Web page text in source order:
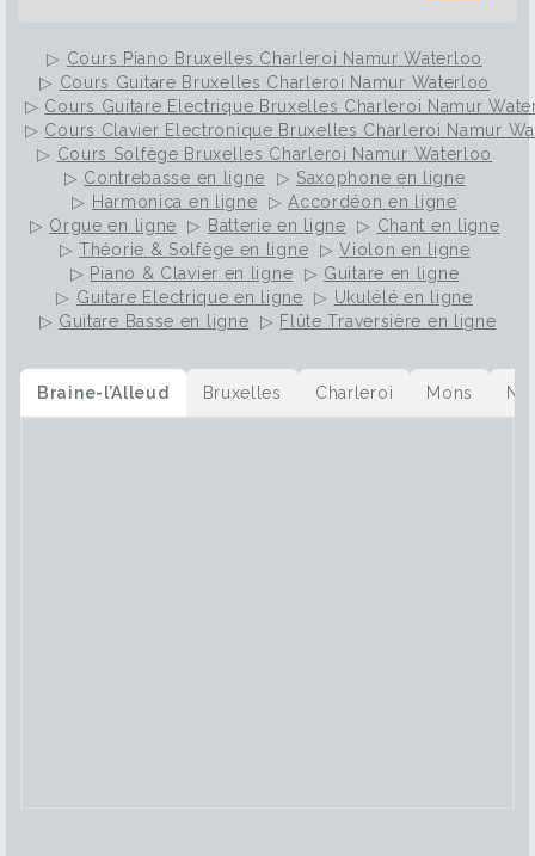
▷ Cours Piano Bruxelles Charleroi Namur Waterloo
▷ Cours Guitare Bruxelles Charleroi Namur Waterloo
▷ Cours Guitare Electrique Bruxelles Charleroi Namur
▷ Cours Clavier Electronique Bruxelles Charleroi Namur
▷ Cours Solfège Bruxelles Charleroi Namur Waterloo
▷ Contrebasse en ligne ▷ Saxophone en ligne
▷ Harmonica en ligne ▷Accordéon en ligne
▷ Orgue en ligne ▷ Batterie en ligne ▷ Chant en ligne
▷Théorie & Solfège en ligne ▷Violon en ligne
▷ Piano & Clavier en ligne ▷ Guitare en ligne
▷ Guitare Electrique en ligne ▷ Ukulélé en ligne
▷ Guitare Basse en ligne ▷ Flûte Traversière en ligne
Braine-l’Alleud Bruxelles Charleroi Mons